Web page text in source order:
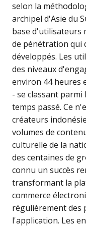
selon la
archipel d'Asie du
base d'utilisateurs
de pénétration qui
développés. Les
des niveaux
environ 44 heures
- se classant
temps passé. Ce
créateurs
volumes de
culturelle de la
des centaines de
connu un succès
transformant la
commerce
régulièrement des
l'application. Les